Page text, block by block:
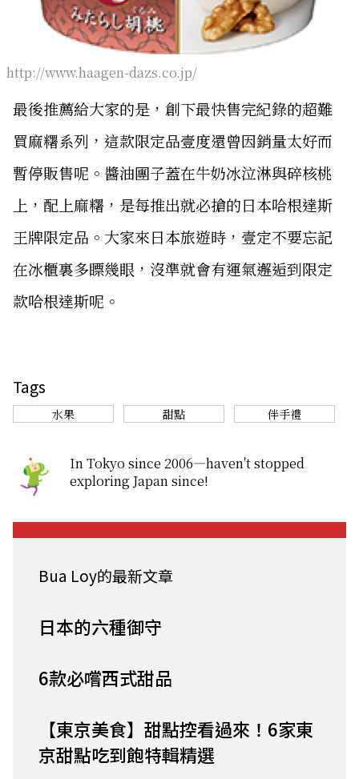
http://www.haagen-dazs.co.jp/
最後推薦給大家的是，創下最快售完紀錄的超難
買麻糬系列，這款限定品壹度還曾因銷量太好而
暫停販售呢。醬油團子蓋在牛奶冰泣淋與碎核桃
上，配上麻糬，是每推出就必搶的日本哈根達斯
王牌限定品。大家來日本旅遊時，壹定不要忘記
在冰櫃裏多瞟幾眼，沒準就會有運氣邂逅到限定
款哈根達斯呢。
Tags
水果 甜點 伴手禮
In Tokyo since 2006—haven't stopped
exploring Japan since!
Bua Loy的最新文章
日本的六種御守
6款必嚐西式甜品
【東京美食】甜點控看過來！6家東
京甜點吃到飽特輯精選